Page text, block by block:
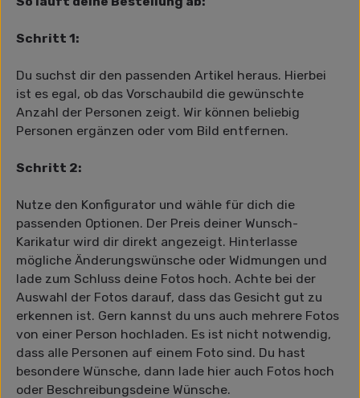
Schritt 1:
Du suchst dir den passenden Artikel heraus. Hierbei
ist es egal, ob das Vorschaubild die gewünschte
Anzahl der Personen zeigt. Wir können beliebig
Personen ergänzen oder vom Bild entfernen.
Schritt 2:
Nutze den Konfigurator und wähle für dich die
passenden Optionen. Der Preis deiner Wunsch-
Karikatur wird dir direkt angezeigt. Hinterlasse
mögliche Änderungswünsche oder Widmungen und
lade zum Schluss deine Fotos hoch. Achte bei der
Auswahl der Fotos darauf, dass das Gesicht gut zu
erkennen ist. Gern kannst du uns auch mehrere Fotos
von einer Person hochladen. Es ist nicht notwendig,
dass alle Personen auf einem Foto sind. Du hast
besondere Wünsche, dann lade hier auch Fotos hoch
oder Beschreibungsdeine Wünsche.